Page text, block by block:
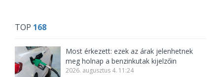
TOP 168
Most érkezett: ezek az árak jelenhetnek
meg holnap a benzinkutak kijelzőin
2026. augusztus 4. 11:24